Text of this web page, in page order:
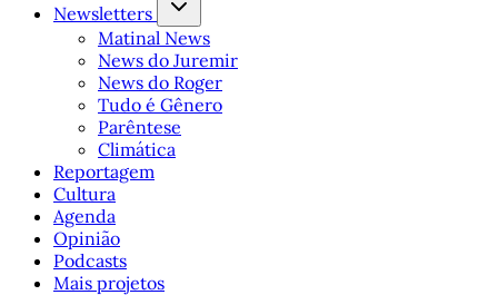
Newsletters
Matinal News
News do Juremir
News do Roger
Tudo é Gênero
Parêntese
Climática
Reportagem
Cultura
Agenda
Opinião
Podcasts
Mais projetos